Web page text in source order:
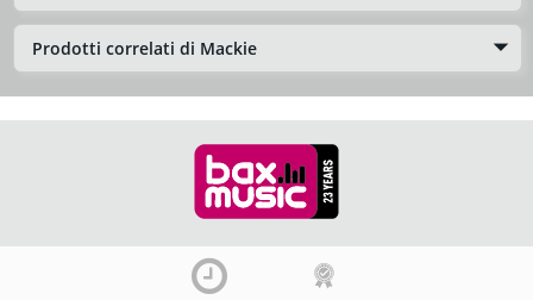
Prodotti correlati di Mackie